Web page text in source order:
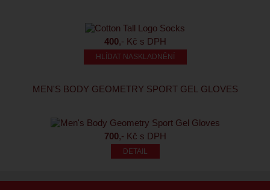
400,- Kč s DPH
HLÍDAT NASKLADNĚNÍ
MEN'S BODY GEOMETRY SPORT GEL GLOVES
700,- Kč s DPH